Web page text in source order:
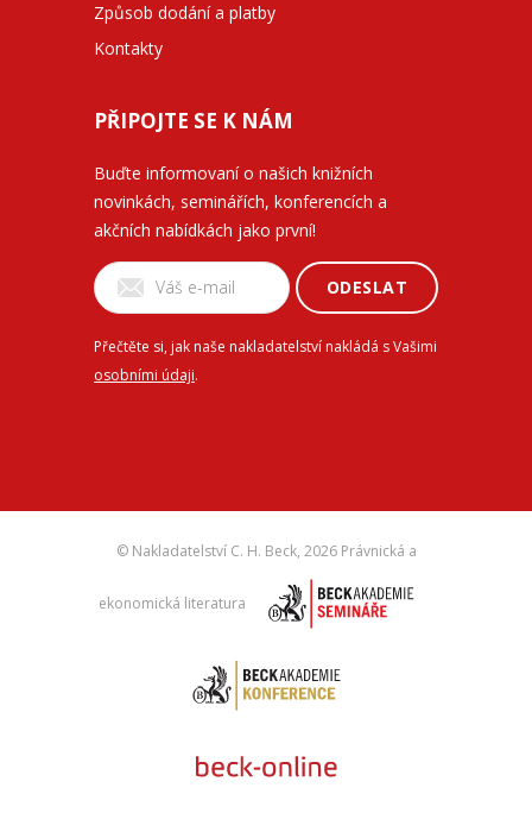
Způsob dodání a platby
Kontakty
PŘIPOJTE SE K NÁM
Buďte informovaní o našich knižních
novinkách, seminářích, konferencích a
akčních nabídkách jako první!
ODESLAT
Přečtěte si, jak naše nakladatelství nakládá s Vašimi
osobními údaji.
© Nakladatelství C. H. Beck, 2026 Právnická a
ekonomická literatura